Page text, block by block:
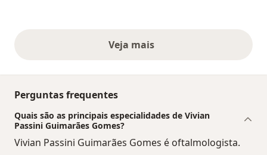
Veja maisopiniões acima
Perguntas frequentes
Quais são as principais especialidades de Vivian
Passini Guimarães Gomes?
Vivian Passini Guimarães Gomes é oftalmologista.